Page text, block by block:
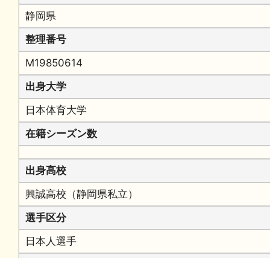
静岡県
整理番号
M19850614
出身大学
日本体育大学
在籍シーズン数
出身高校
興誠高校（静岡県私立）
選手区分
日本人選手